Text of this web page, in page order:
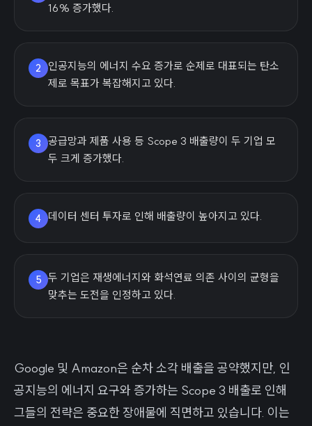
16% 증가했다.
2
인공지능의 에너지 수요 증가로 순제로 대표되는 탄소
제로 목표가 복잡해지고 있다.
3
공급망과 제품 사용 등 Scope 3 배출량이 두 기업 모
두 크게 증가했다.
4 데이터 센터 투자로 인해 배출량이 높아지고 있다.
5 두 기업은 재생에너지와 화석연료 의존 사이의 균형을
맞추는 도전을 인정하고 있다.
Google 및 Amazon은 순차 소각 배출을 공약했지만, 인
공지능의 에너지 요구와 증가하는 Scope 3 배출로 인해
그들의 전략은 중요한 장애물에 직면하고 있습니다. 이는